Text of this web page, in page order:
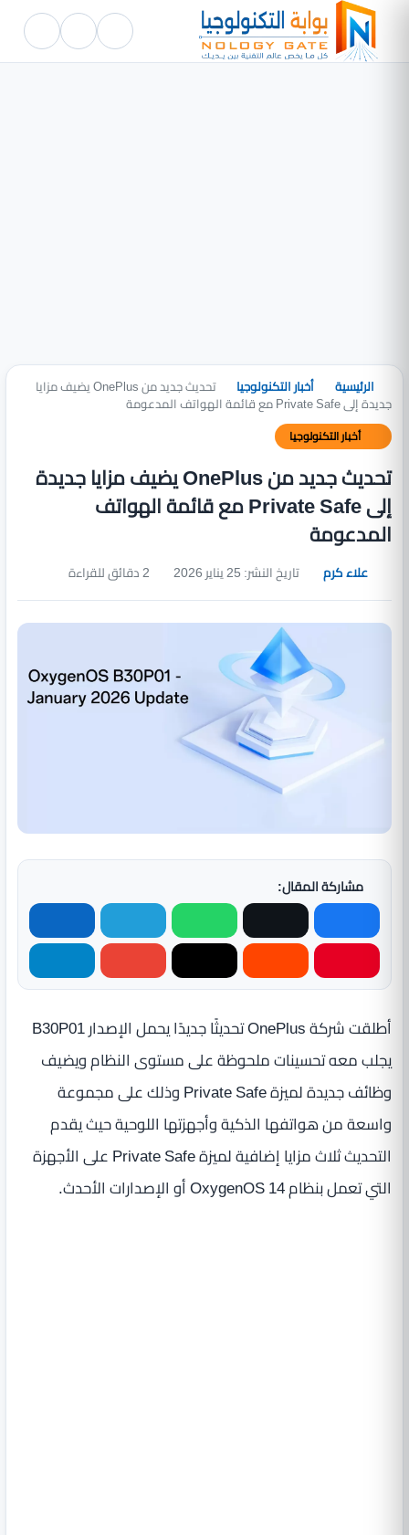
الرئيسية أخبار التكنولوجيا تحديث جديد من OnePlus يضيف مزايا
جديدة إلى Private Safe مع قائمة الهواتف المدعومة
أخبار التكنولوجيا
تحديث جديد من OnePlus يضيف مزايا جديدة
إلى Private Safe مع قائمة الهواتف
المدعومة
علاء كرم تاريخ النشر: 25 يناير 2026
مشاركة المقال:
أطلقت شركة OnePlus تحديثًا جديدًا يحمل الإصدار B30P01
يجلب معه تحسينات ملحوظة على مستوى النظام ويضيف
وظائف جديدة لميزة Private Safe وذلك على مجموعة
واسعة من هواتفها الذكية وأجهزتها اللوحية حيث يقدم
التحديث ثلاث مزايا إضافية لميزة Private Safe على الأجهزة
التي تعمل بنظام OxygenOS 14 أو الإصدارات الأحدث.